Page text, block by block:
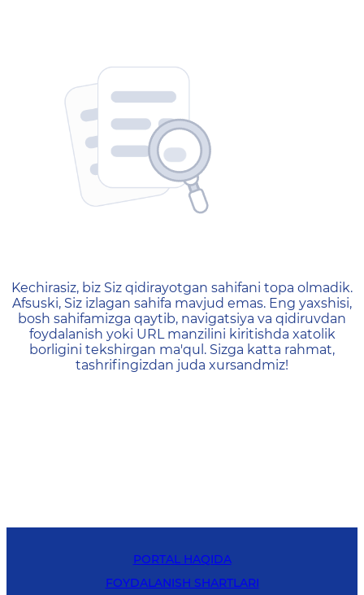
404 — Страница не
Kechirasiz, biz Siz qidirayotgan sahifani topa olmadik.
Afsuski, Siz izlagan sahifa mavjud emas. Eng yaxshisi,
bosh sahifamizga qaytib, navigatsiya va qidiruvdan
foydalanish yoki URL manzilini kiritishda xatolik
borligini tekshirgan ma'qul. Sizga katta rahmat,
tashrifingizdan juda xursandmiz!
PORTAL HAQIDA
FOYDALANISH SHARTLARI